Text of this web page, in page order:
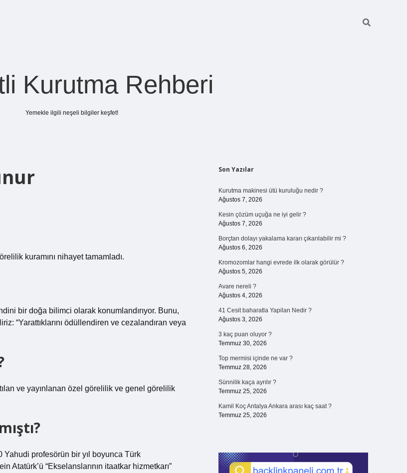
Kurutma Rehberi
Yemekle ilgili neşeli bilgiler keşfet!
kuramını nihayet tamamladı.
bir doğa bilimci olarak konumlandırıyor. Bunu,
“Yarattıklarını ödüllendiren ve cezalandıran veya
ve yayınlanan özel görelilik ve genel görelilik
Yahudi profesörün bir yıl boyunca Türk
Atatürk’ü “Ekselanslarının itaatkar hizmetkarı”
Sidebar
Son Yazılar
Kurutma makinesi ütü kuruluğu nedir ?
Ağustos 7, 2026
Kesin çözüm uçuğa ne iyi gelir ?
Ağustos 7, 2026
Borçtan dolayı yakalama kararı çıkarılabilir mi ?
Ağustos 6, 2026
Kromozomlar hangi evrede ilk olarak görülür ?
Ağustos 5, 2026
Avare nereli ?
Ağustos 4, 2026
41 Cesit baharatla Yapilan Nedir ?
Ağustos 3, 2026
3 kaç puan oluyor ?
Temmuz 30, 2026
Top mermisi içinde ne var ?
Temmuz 28, 2026
Sünnilik kaça ayrılır ?
Temmuz 25, 2026
Kamil Koç Antalya Ankara arası kaç saat ?
Temmuz 25, 2026